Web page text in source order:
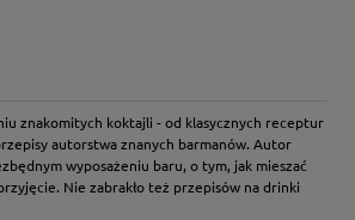
znakomitych koktajli - od klasycznych receptur
autorstwa znanych barmanów. Autor
wyposażeniu baru, o tym, jak mieszać
Nie zabrakło też przepisów na drinki